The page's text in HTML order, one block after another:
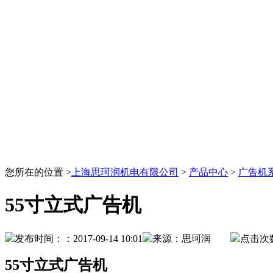
您所在的位置 > 上海思珂润机电有限公司 > 产品中心 > 广告机
55寸立式广告机
发布时间：：2017-09-14 10:01 来源：思珂润 点击次
55寸立式广告机